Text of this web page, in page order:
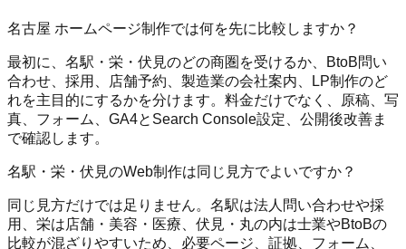
名古屋 ホームページ制作では何を先に比較しますか？
最初に、名駅・栄・伏見のどの商圏を受けるか、BtoB問い
合わせ、採用、店舗予約、製造業の会社案内、LP制作のど
れを主目的にするかを分けます。料金だけでなく、原稿、写
真、フォーム、GA4とSearch Console設定、公開後改善ま
で確認します。
名駅・栄・伏見のWeb制作は同じ見方でよいですか？
同じ見方だけでは足りません。名駅は法人問い合わせや採
用、栄は店舗・美容・医療、伏見・丸の内は士業やBtoBの
比較が混ざりやすいため、必要ページ、証拠、フォーム、